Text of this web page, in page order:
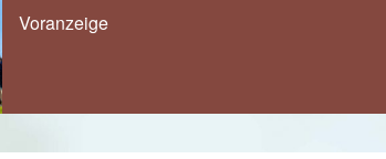
Voranzeige